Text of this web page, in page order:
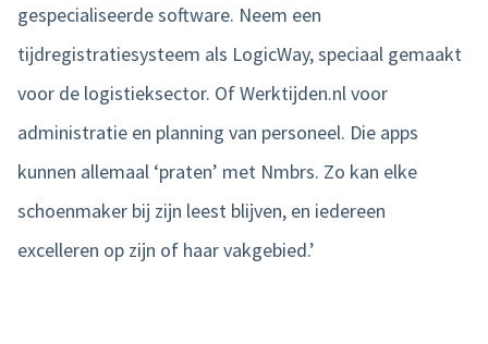
gespecialiseerde software. Neem een
tijdregistratiesysteem als LogicWay, speciaal gemaakt
voor de logistieksector. Of Werktijden.nl voor
administratie en planning van personeel. Die apps
kunnen allemaal ‘praten’ met Nmbrs. Zo kan elke
schoenmaker bij zijn leest blijven, en iedereen
excelleren op zijn of haar vakgebied.’